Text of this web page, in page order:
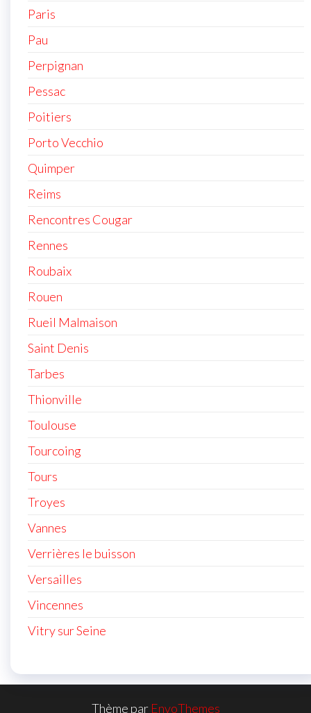
Paris
Pau
Perpignan
Pessac
Poitiers
Porto Vecchio
Quimper
Reims
Rencontres Cougar
Rennes
Roubaix
Rouen
Rueil Malmaison
Saint Denis
Tarbes
Thionville
Toulouse
Tourcoing
Tours
Troyes
Vannes
Verrières le buisson
Versailles
Vincennes
Vitry sur Seine
Thème par EnvoThemes